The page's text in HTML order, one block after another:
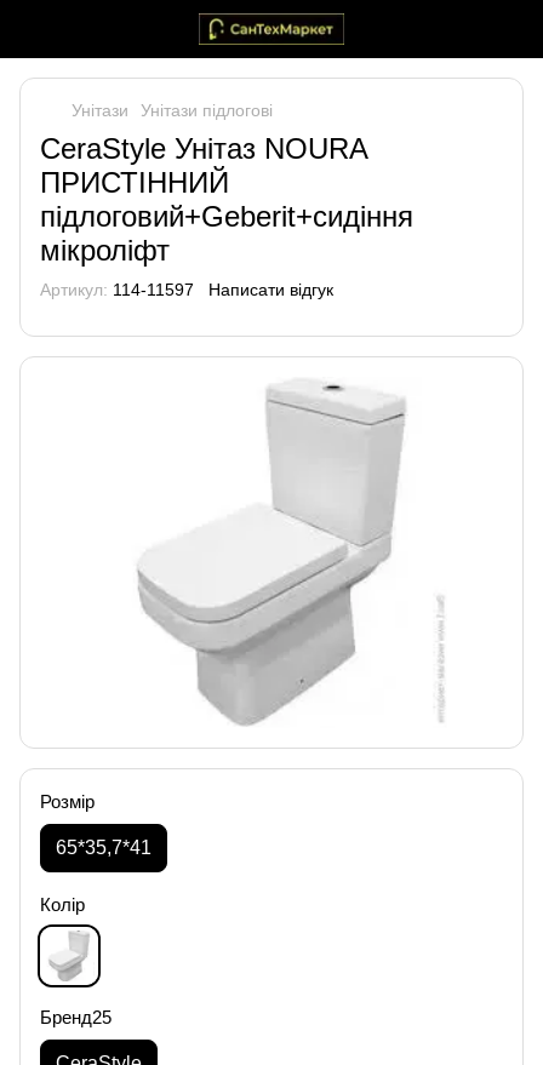
Унітази Унітази підлогові
CeraStyle Унітаз NOURA
ПРИСТІННИЙ
підлоговий+Geberit+сидіння
мікроліфт
Артикул: 114-11597 Написати відгук
Розмір
65*35,7*41
Колір
Бренд25